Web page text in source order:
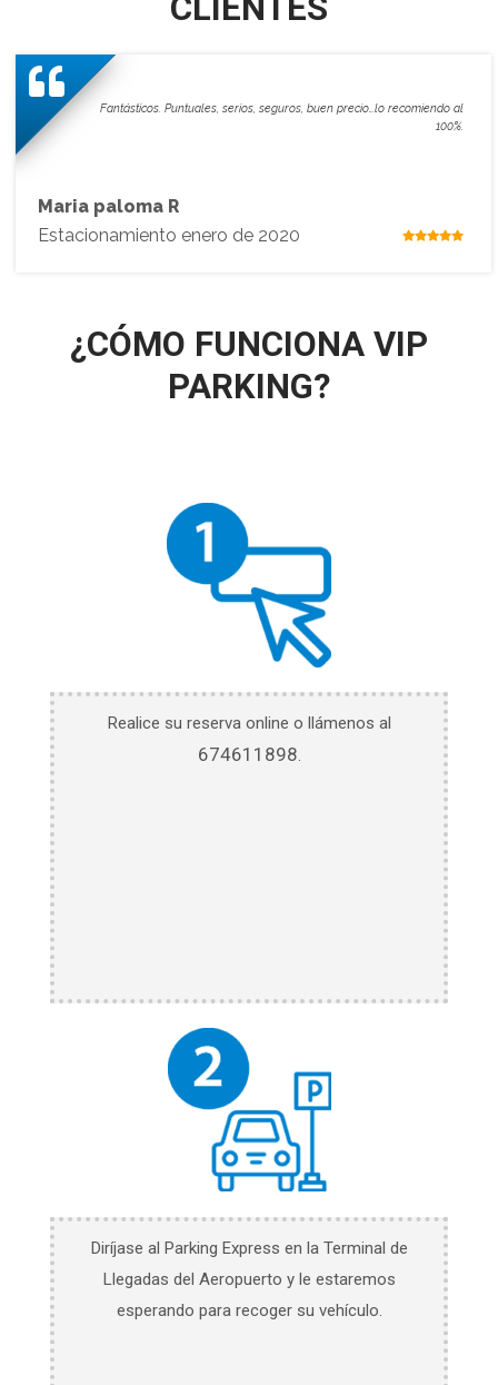
CLIENTES
Fantásticos. Puntuales, serios, seguros, buen precio…lo recomiendo al
100%.
Maria paloma R
Estacionamiento enero de 2020
¿CÓMO FUNCIONA VIP
PARKING?
Realice su reserva online o llámenos al
674611898.
Diríjase al Parking Express en la Terminal de
Llegadas del Aeropuerto y le estaremos
esperando para recoger su vehículo.